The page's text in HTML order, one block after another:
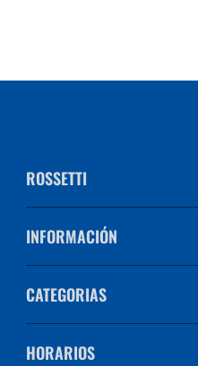
ROSSETTI
INFORMACIÓN
CATEGORIAS
HORARIOS